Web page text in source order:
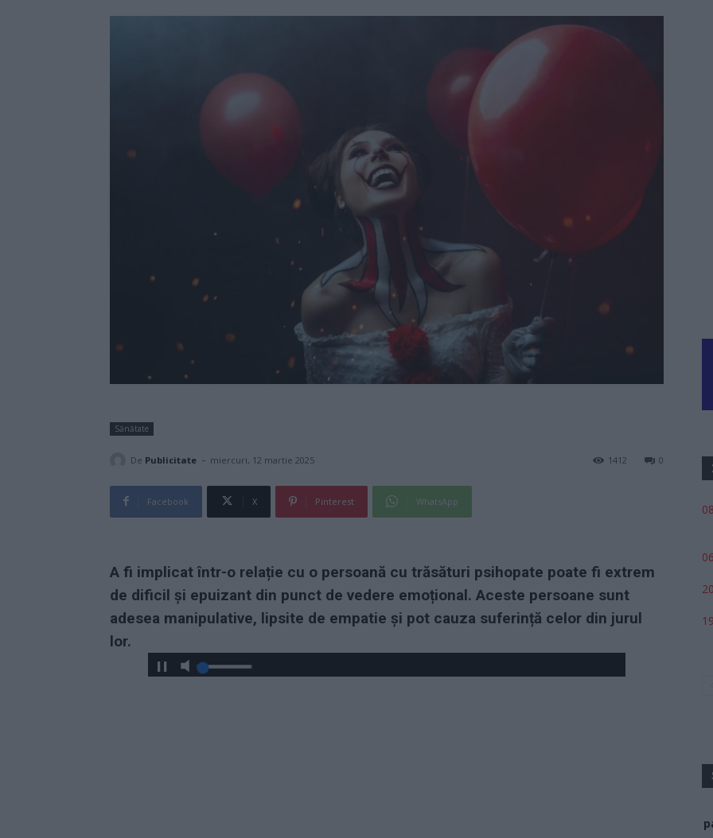
Sănătate
De Publicitate - miercuri, 12 martie 2025 0
1412
Facebook X Pinterest WhatsApp
A fi implicat într-o relație cu o persoană cu trăsături psihopate poate fi extrem
de dificil și epuizant din punct de vedere emoțional. Aceste persoane sunt
adesea manipulative, lipsite de empatie și pot cauza suferință celor din jurul
lor.